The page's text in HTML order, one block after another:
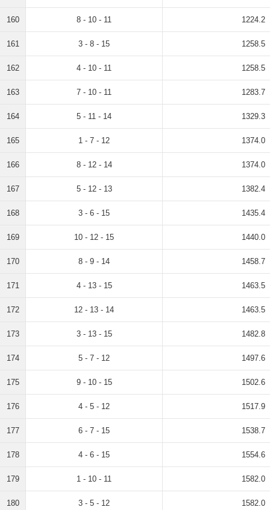
160 8 - 10 - 11 1224.2
161 3 - 8 - 15 1258.5
162 4 - 10 - 11 1258.5
163 7 - 10 - 11 1283.7
164 5 - 11 - 14 1329.3
165 1 - 7 - 12 1374.0
166 8 - 12 - 14 1374.0
167 5 - 12 - 13 1382.4
168 3 - 6 - 15 1435.4
169 10 - 12 - 15 1440.0
170 8 - 9 - 14 1458.7
171 4 - 13 - 15 1463.5
172 12 - 13 - 14 1463.5
173 3 - 13 - 15 1482.8
174 5 - 7 - 12 1497.6
175 9 - 10 - 15 1502.6
176 4 - 5 - 12 1517.9
177 6 - 7 - 15 1538.7
178 4 - 6 - 15 1554.6
179 1 - 10 - 11 1582.0
180 3 - 5 - 12 1582.0